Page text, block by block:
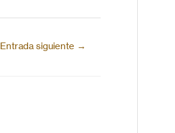
Entrada siguiente →